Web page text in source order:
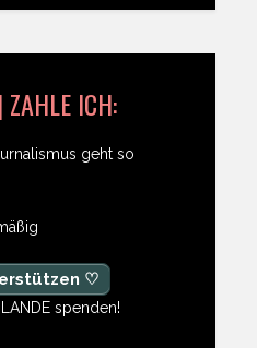
ICH:
geht so
♡
spenden!